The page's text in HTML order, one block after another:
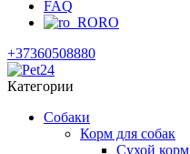
FAQ
RO
+37360508880
Категории
Собаки
Корм для собак
Сухой корм